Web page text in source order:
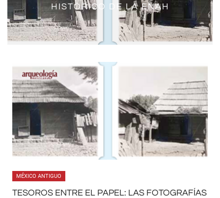
HISTÓRICO DE LA ENAH
DE UNA RELACIÓN INTENSA
MÉXICO ANTIGUO
TESOROS ENTRE EL PAPEL: LAS FOTOGRAFÍAS